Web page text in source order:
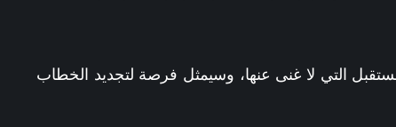
التي لا غنى عنها، وسيمثل فرصة لتجديد الخطاب